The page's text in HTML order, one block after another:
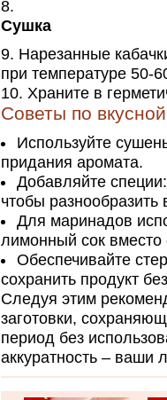
Сушка
Нарезанные
при температуре 50-
Храните в
Советы по вкусной
Используйте
придания аромата.
Добавляйте
чтобы разнообразить
Для маринадов
лимонный сок вместо
Обеспечивайте
сохранить продукт
Следуя этим
заготовки,
период без
аккуратность – ваши